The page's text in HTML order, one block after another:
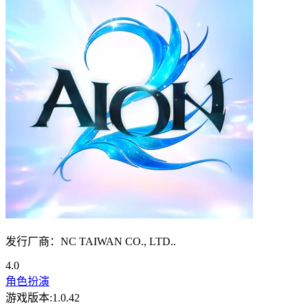
发行厂商：NC TAIWAN CO., LTD..
4.0
角色扮演
游戏版本:1.0.42